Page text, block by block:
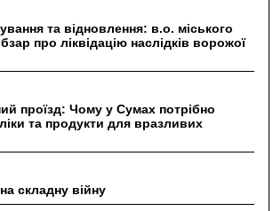
та відновлення: в.о. міського
про ліквідацію наслідків ворожої
проїзд: Чому у Сумах потрібно
та продукти для вразливих
складну війну